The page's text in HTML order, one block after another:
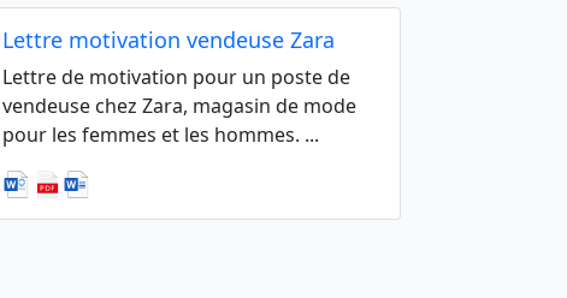
Lettre motivation vendeuse Zara
Lettre de motivation pour un poste de
vendeuse chez Zara, magasin de mode
pour les femmes et les hommes. ...